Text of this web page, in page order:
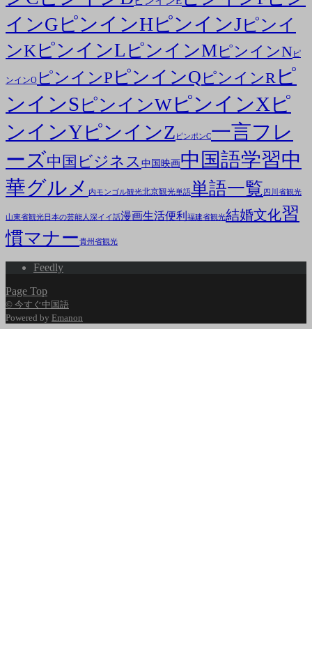
インG ピンインHピンインJピンイ
ンK ピンインL ピンインMピンインNピ
ンインO ピンインP ピンインQ ピンインR ピ
ンインSピンインWピンインXピ
ンインYピンインZ ピンポンC一言フレ
ーズ中国ビジネス 中国映画中国語学習中
華グルメ
内モンゴル観光北京観光単語単語一覧 四川省観光
山東省観光日本の芸能人 深イイ話漫画生活便利 福建省観光結婚文化習
慣マナー貴州省観光
Feedly
Page Top
© 今すぐ中国語
Powered by Emanon